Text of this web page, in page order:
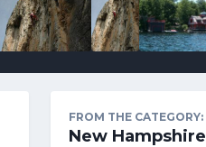
FROM THE CATEGORY:
New Hampshire